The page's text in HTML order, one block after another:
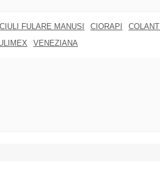
FULARE MANUSI CIORAPI COLANTI
VENEZIANA